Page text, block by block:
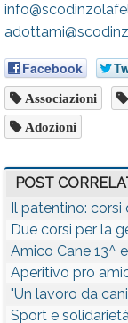
Facebook
Associazioni
Adozioni
POST
Il patentino:
Due corsi per la
Amico Cane 13^
Aperitivo pro
"Un lavoro da
Sport e